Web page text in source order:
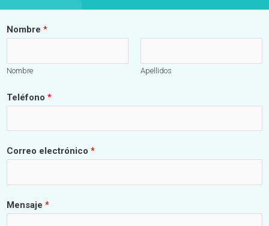
Nombre *
Nombre Apellidos
Teléfono *
Correo electrónico *
Mensaje *